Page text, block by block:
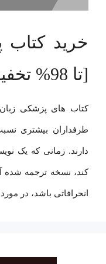
خرید
[تا 98% تخفیف]
کتاب های پزشکی
طرفداران بیشتری
دارند. زمانی که یک
کند، نسخه ترجمه شده
انحرافاتی باشد، در